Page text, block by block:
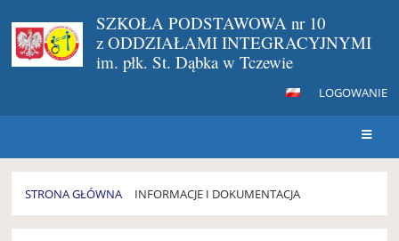
SZKOŁA PODSTAWOWA nr 10
z ODDZIAŁAMI INTEGRACYJNYMI
im. płk. St. Dąbka w Tczewie
LOGOWANIE
STRONA GŁÓWNA INFORMACJE I DOKUMENTACJA